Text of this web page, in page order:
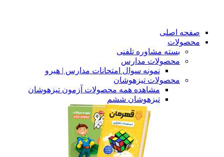
صفحه اصلی
محصولات
بسته مشاوره تلفنی
محصولات مدارس
نمونه سوال امتحانات مدارس | هیرو
محصولات تیزهوشان
مشاهده همه محصولات آزمون تیزهوشان
تیزهوشان ششم